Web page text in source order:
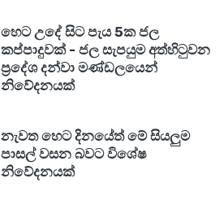
හෙට උදේ සිට පැය 5ක ජල
කප්පාදුවක් - ජල සැපයුම අත්හිටුවන
ප්‍රදේශ දන්වා මණ්ඩලයෙන්
නිවේදනයක්
නැවත හෙට දිනයේත් මේ සියලුම
පාසල් වසන බවට විශේෂ
නිවේදනයක්